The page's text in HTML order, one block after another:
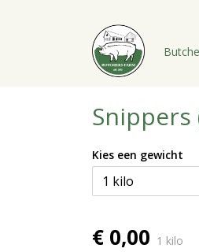
Snippers
Kies een gewicht
€ 0,00 1 kilo